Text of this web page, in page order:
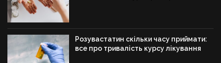
Розувастатин скільки часу приймати:
все про тривалість курсу лікування